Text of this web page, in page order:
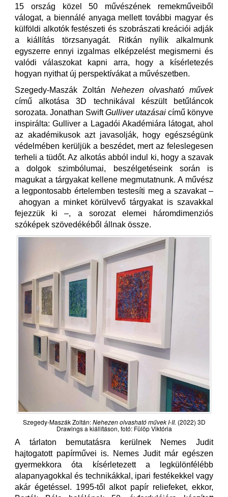
15 ország közel 50 művészének remekműveiből
válogat, a biennálé anyaga mellett további magyar és
külföldi alkotók festészeti és szobrászati kreációi adják
a kiállítás törzsanyagát. Ritkán nyílik alkalmunk
egyszerre ennyi izgalmas elképzelést megismerni és
valódi válaszokat kapni arra, hogy a kísérletezés
hogyan nyithat új perspektívákat a művészetben.
Szegedy-Maszák Zoltán Nehezen olvasható művek
című alkotása 3D technikával készült betűláncok
sorozata. Jonathan SwiftGulliver utazásai című könyve
inspirálta: Gulliver a Lagadói Akadémiára látogat, ahol
az akadémikusok azt javasolják, hogy egészségünk
védelmében kerüljük a beszédet, mert az feleslegesen
terheli a tüdőt. Az alkotás abból indul ki, hogy a szavak
a dolgok szimbólumai, beszélgetéseink során is
magukat a tárgyakat kellene megmutatnunk. A művész
a legpontosabb értelemben testesíti meg a szavakat –
ahogyan a minket körülvevő tárgyakat is szavakkal
fejezzük ki –, a sorozat elemei háromdimenziós
szóképek szövedékéből állnak össze.
Szegedy-Maszák Zoltán:Nehezen olvasható művek I-II. (2022) 3D
Drawings a kiállításon, fotó: Fülöp Viktória
A tárlaton bemutatásra kerülnek Nemes Judit
hajtogatott papírművei is. Nemes Judit már egészen
gyermekkora óta kísérletezett a legkülönfélébb
alapanyagokkal és technikákkal, ipari festékekkel vagy
akár égetéssel. 1995-től alkot papír reliefeket, ekkor,